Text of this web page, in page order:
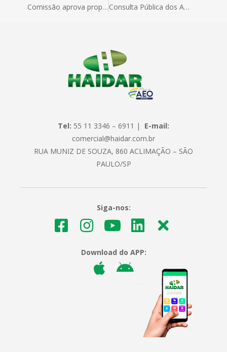
Comissão aprova proposta que permite à ANVISA vetar exportação de itens essenciais à saúde pública Consulta Pública dos Atributos do Catálogo de Produtos no Portal Único Siscomex
Tel: 55 11 3346 – 6911 | E-mail:
comercial@haidar.com.br
RUA MUNIZ DE SOUZA, 860 ACLIMAÇÃO – SÃO
PAULO/SP
Siga-nos:
Download do APP: